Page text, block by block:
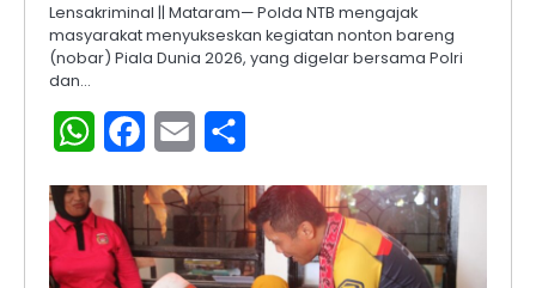
Lensakriminal || Mataram— Polda NTB mengajak
masyarakat menyukseskan kegiatan nonton bareng
(nobar) Piala Dunia 2026, yang digelar bersama Polri
dan…
WhatsAppFacebook
Email